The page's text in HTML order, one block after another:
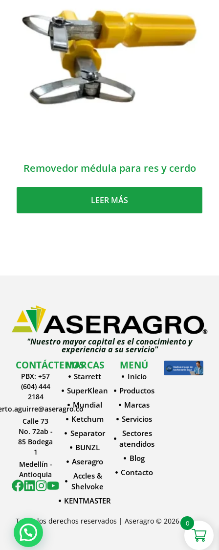
Removedor médula para res y cerdo
LEER MÁS
"Nuestro mayor capital es el conocimiento y
experiencia a su servicio"
CONTÁCTENOS
PBX: +57
(604) 444
2184
Calle 73
No. 72ab -
85 Bodega
1
Medellín -
Antioquia
MARCAS
Starrett
SuperKlean
Mundial
Ketchum
Separator
BUNZL
Aseragro
Accles &
Shelvoke
KENTMASTER
MENÚ
Inicio
Productos
Marcas
Servicios
Sectores
atendidos
Blog
Contacto
Todos los derechos reservados | Aseragro © 2026 0